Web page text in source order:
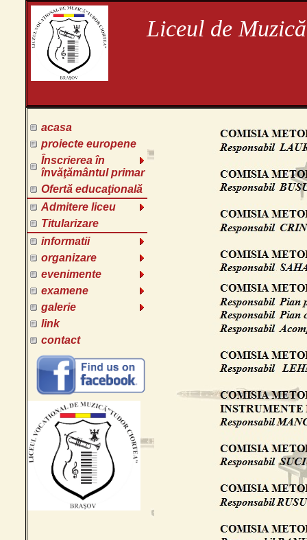
Liceul de
acasa
proiecte europene
Înscrierea în
învăţământul primar
Ofertă educaţională
Admitere liceu
Titularizare
informatii
organizare
evenimente
examene
galerie
link
contact